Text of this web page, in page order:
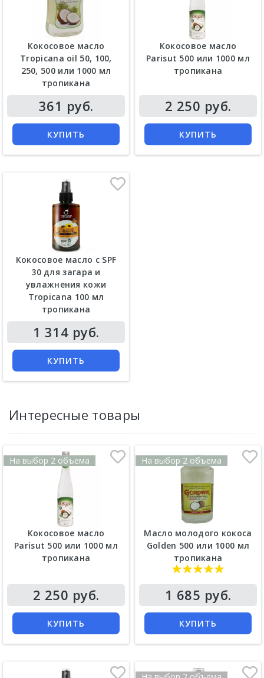
Кокосовое масло
Tropicana oil 50, 100,
250, 500 или 1000 мл
тропикана
361 руб.
КУПИТЬ
Кокосовое масло
Parisut 500 или 1000 мл
тропикана
2 250 руб.
КУПИТЬ
Кокосовое масло с SPF
30 для загара и
увлажнения кожи
Tropicana 100 мл
тропикана
1 314 руб.
КУПИТЬ
Интересные товары
На выбор 2 объема
Кокосовое масло
Parisut 500 или 1000 мл
тропикана
2 250 руб.
КУПИТЬ
На выбор 2 объема
Масло молодого кокоса
Golden 500 или 1000 мл
тропикана
1 685 руб.
КУПИТЬ